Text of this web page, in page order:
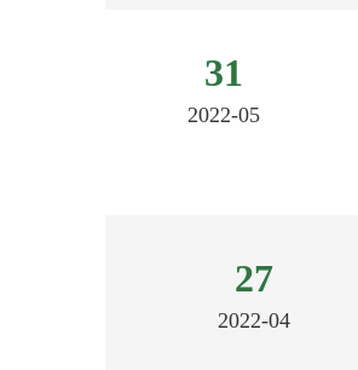
31
2022-05
27
2022-04